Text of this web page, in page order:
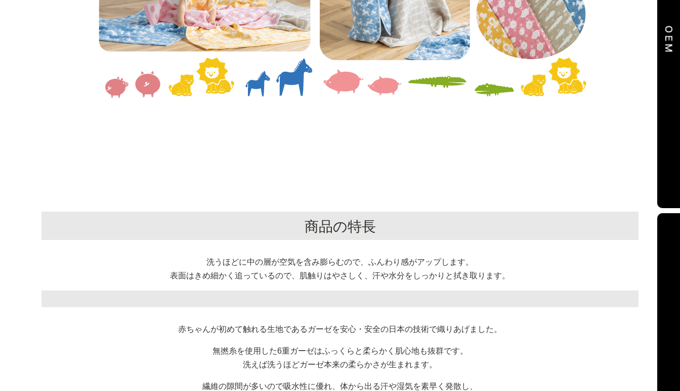
商品の特長
洗うほどに中の層が空気を含み膨らむので、ふんわり感がアップします。
表面はきめ細かく追っているので、肌触りはやさしく、汗や水分をしっかりと拭き取ります。
赤ちゃんが初めて触れる生地であるガーゼを安心・安全の日本の技術で織りあげました。
無撚糸を使用した6重ガーゼはふっくらと柔らかく肌心地も抜群です。
洗えば洗うほどガーゼ本来の柔らかさが生まれます。
繊維の隙間が多いので吸水性に優れ、体から出る汗や湿気を素早く発散し、